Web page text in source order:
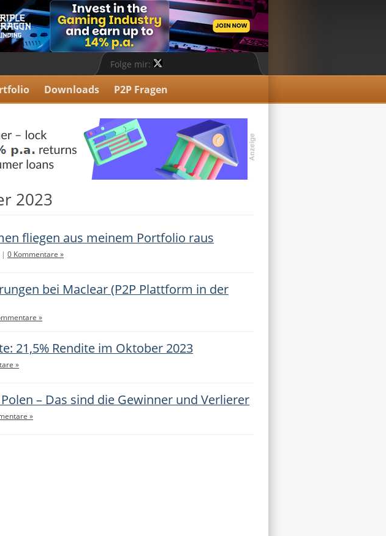
Folge mir:
Downloads P2P Fragen
2023
fliegen aus meinem Portfolio raus
| 0 Kommentare »
bei Maclear (P2P Plattform in der
»
21,5% Rendite im Oktober 2023
»
– Das sind die Gewinner und Verlierer
»